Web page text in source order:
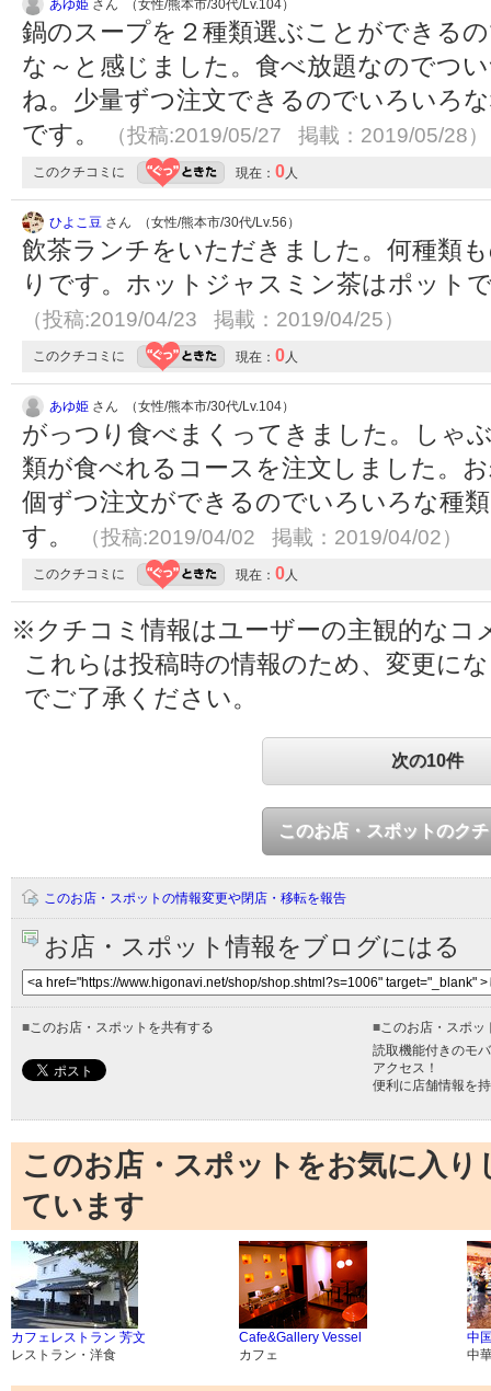
あゆ姫 さん （女性/熊本市/30代/Lv.104）
鍋のスープを２種類選ぶことができる
な～と感じました。食べ放題なのでつ
ね。少量ずつ注文できるのでいろいろ
です。
（投稿:2019/05/27 掲載：2019/05/28）
このクチコミに 現在： 0人
ひよこ豆 さん （女性/熊本市/30代/Lv.56）
飲茶ランチをいただきました。何種類
りです。ホットジャスミン茶はポット
（投稿:2019/04/23 掲載：2019/04/25）
このクチコミに 現在： 0人
あゆ姫 さん （女性/熊本市/30代/Lv.104）
がっつり食べまくってきました。しゃ
類が食べれるコースを注文しました。
個ずつ注文ができるのでいろいろな種
す。
（投稿:2019/04/02 掲載：2019/04/02）
このクチコミに 現在： 0人
※クチコミ情報はユーザーの主観的なコ
これらは投稿時の情報のため、変更に
でご了承ください。
次の10件
このお店・スポットのク
このお店・スポットの情報変更や閉店・移転を報告
お店・スポット情報をブログにはる
■このお店・スポットを共有する ■このお店・スポッ
読取機能付きのモ
アクセス！
便利に店舗情報を
このお店・スポットをお気に入
ています
カフェレストラン 芳文
レストラン・洋食
Cafe&Gallery Vessel
カフェ
中
中